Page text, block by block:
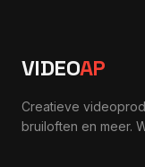
VIDEOAP
Creatieve
bruiloften en meer.